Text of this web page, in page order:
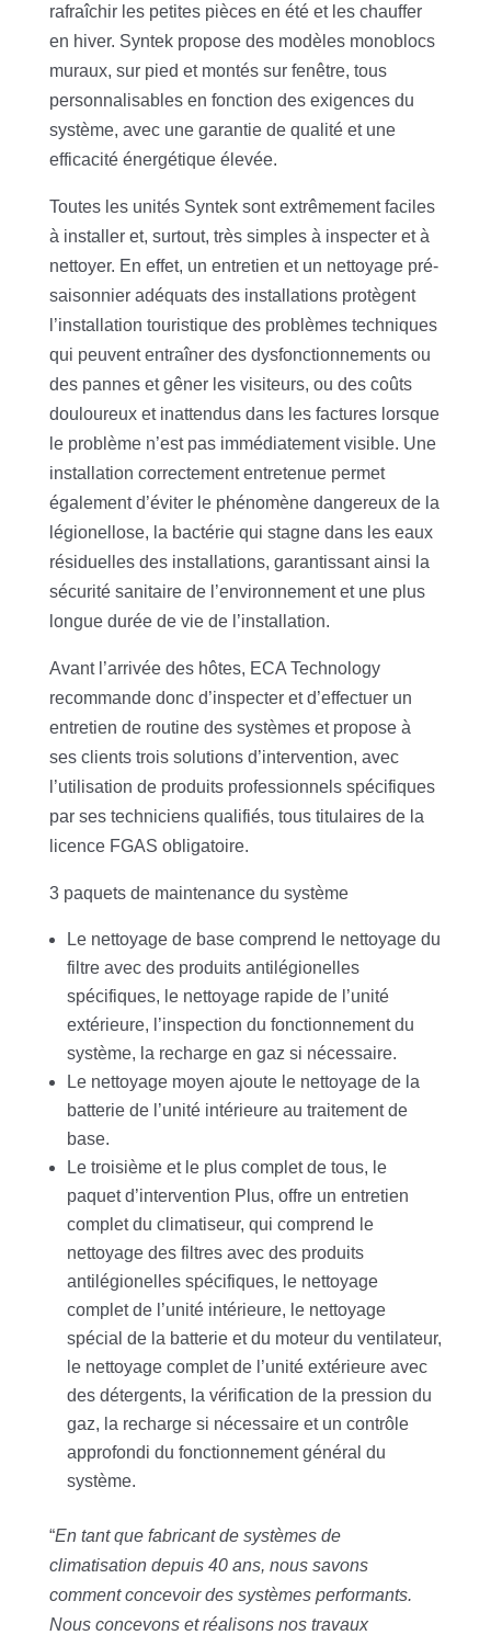
rafraîchir les petites pièces en été et les chauffer
en hiver. Syntek propose des modèles monoblocs
muraux, sur pied et montés sur fenêtre, tous
personnalisables en fonction des exigences du
système, avec une garantie de qualité et une
efficacité énergétique élevée.
Toutes les unités Syntek sont extrêmement faciles
à installer et, surtout, très simples à inspecter et à
nettoyer. En effet, un entretien et un nettoyage pré-
saisonnier adéquats des installations protègent
l’installation touristique des problèmes techniques
qui peuvent entraîner des dysfonctionnements ou
des pannes et gêner les visiteurs, ou des coûts
douloureux et inattendus dans les factures lorsque
le problème n’est pas immédiatement visible. Une
installation correctement entretenue permet
également d’éviter le phénomène dangereux de la
légionellose, la bactérie qui stagne dans les eaux
résiduelles des installations, garantissant ainsi la
sécurité sanitaire de l’environnement et une plus
longue durée de vie de l’installation.
Avant l’arrivée des hôtes, ECA Technology
recommande donc d’inspecter et d’effectuer un
entretien de routine des systèmes et propose à
ses clients trois solutions d’intervention, avec
l’utilisation de produits professionnels spécifiques
par ses techniciens qualifiés, tous titulaires de la
licence FGAS obligatoire.
3 paquets de maintenance du système
Le nettoyage de base comprend le nettoyage du
filtre avec des produits antilégionelles
spécifiques, le nettoyage rapide de l’unité
extérieure, l’inspection du fonctionnement du
système, la recharge en gaz si nécessaire.
Le nettoyage moyen ajoute le nettoyage de la
batterie de l’unité intérieure au traitement de
base.
Le troisième et le plus complet de tous, le
paquet d’intervention Plus, offre un entretien
complet du climatiseur, qui comprend le
nettoyage des filtres avec des produits
antilégionelles spécifiques, le nettoyage
complet de l’unité intérieure, le nettoyage
spécial de la batterie et du moteur du ventilateur,
le nettoyage complet de l’unité extérieure avec
des détergents, la vérification de la pression du
gaz, la recharge si nécessaire et un contrôle
approfondi du fonctionnement général du
système.
“En tant que fabricant de systèmes de
climatisation depuis 40 ans, nous savons
comment concevoir des systèmes performants.
Nous concevons et réalisons nos travaux